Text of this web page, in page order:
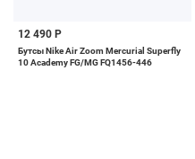
12 490 Р
Бутсы Nike Air Zoom Mercurial Superfly
10 Academy FG/MG FQ1456-446